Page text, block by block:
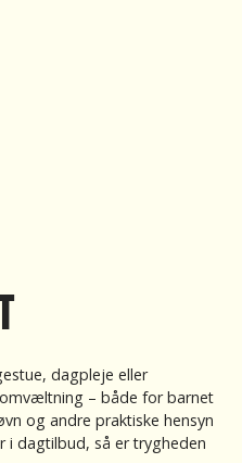
dagpleje eller
– både for barnet
og andre praktiske hensyn
i dagtilbud, så er trygheden